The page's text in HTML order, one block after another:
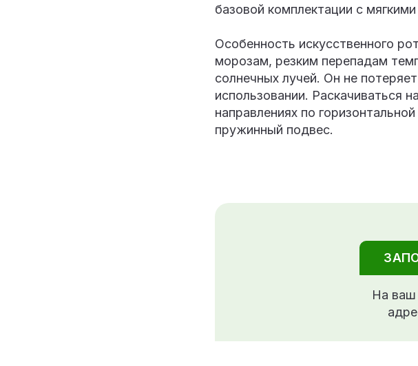
базовой комплектации с
Особенность искусственного
морозам, резким перепадам
солнечных лучей. Он не
использовании. Раскачиваться
направлениях по
пружинный подвес.
На ваш